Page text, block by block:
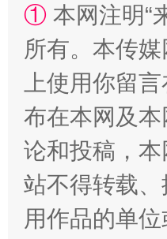
站台名比不上好
① 本网注明“
所有。本传
上使用你留
布在本网及
论和投稿，
站不得转载
用作品的单